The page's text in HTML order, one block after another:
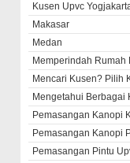
Kusen Upvc
Makasar
Medan
Memperindah
Mencari Kusen? Pilih
Mengetahui Berbagai
Pemasangan Kanopi
Pemasangan Kanopi
Pemasangan Pintu